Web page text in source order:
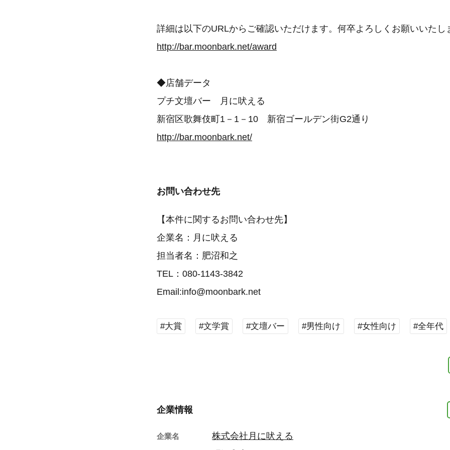
詳細は以下のURLからご確認いただけます。何卒よろしくお願いいたし
http://bar.moonbark.net/award
◆店舗データ
プチ文壇バー 月に吠える
新宿区歌舞伎町1－1－10 新宿ゴールデン街G2通り
http://bar.moonbark.net/
お問い合わせ先
【本件に関するお問い合わせ先】
企業名：月に吠える
担当者名：肥沼和之
TEL：080-1143-3842
Email:info@moonbark.net
#大賞 #文学賞 #文壇バー #男性向け #女性向け #全年代
企業情報
企業名
株式会社月に吠える